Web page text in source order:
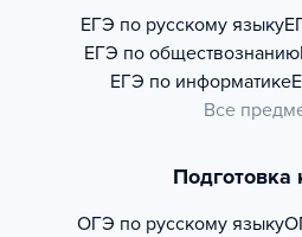
ЕГЭ по русскому языку
ЕГЭ по обществознанию
ЕГЭ по информатике
Все
ОГЭ по русскому языку